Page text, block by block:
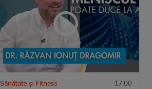
Sănătate și Fitness 17:00